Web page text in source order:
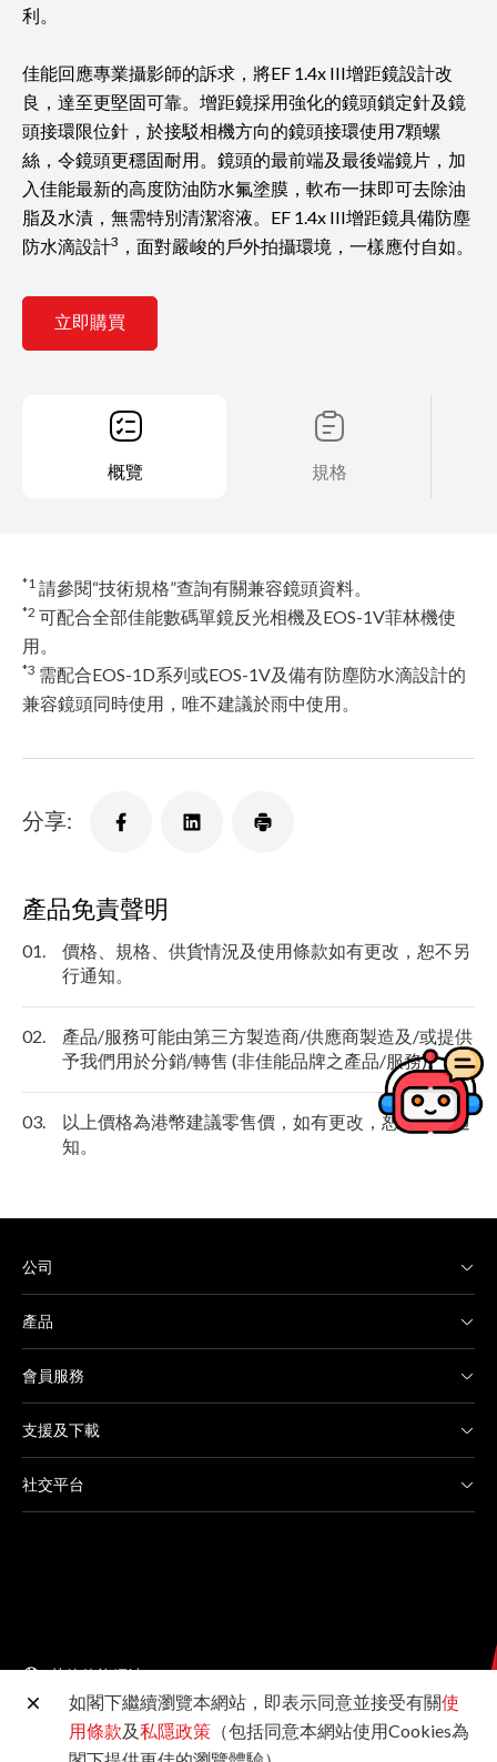
利。
佳能回應專業攝影師的訴求，將EF 1.4x III增距鏡設計改
良，達至更堅固可靠。增距鏡採用強化的鏡頭鎖定針及鏡
頭接環限位針，於接駁相機方向的鏡頭接環使用7顆螺
絲，令鏡頭更穩固耐用。鏡頭的最前端及最後端鏡片，加
入佳能最新的高度防油防水氟塗膜，軟布一抹即可去除油
脂及水漬，無需特別清潔溶液。EF 1.4x III增距鏡具備防塵
防水滴設計3 ，面對嚴峻的戶外拍攝環境，一樣應付自如。
立即購買
概覽 規格
*1 請參閱“技術規格”查詢有關兼容鏡頭資料。
*2 可配合全部佳能數碼單鏡反光相機及EOS-1V菲林機使
用。
*3 需配合EOS-1D系列或EOS-1V及備有防塵防水滴設計的
兼容鏡頭同時使用，唯不建議於雨中使用。
分享:
產品免責聲明
01.
價格、規格、供貨情況及使用條款如有更改，恕不另
行通知。
02.
產品/服務可能由第三方製造商/供應商製造及/或提供
予我們用於分銷/轉售 (非佳能品牌之產品/服務)。
03.
以上價格為港幣建議零售價，如有更改，恕不另行通
知。
公司
產品
會員服務
支援及下載
社交平台
其他佳能網站
©2026佳能香港有限公司 版權所有
如閣下繼續瀏覽本網站，即表示同意並接受有關使
用條款及私隱政策 （包括同意本網站使用Cookies為